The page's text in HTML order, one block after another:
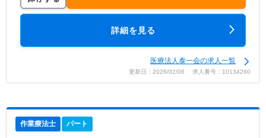
詳細を見る
医療法人泰一会の求人一覧
更新日：2026/02/06 求人番号：10134260
作業療法士 パート